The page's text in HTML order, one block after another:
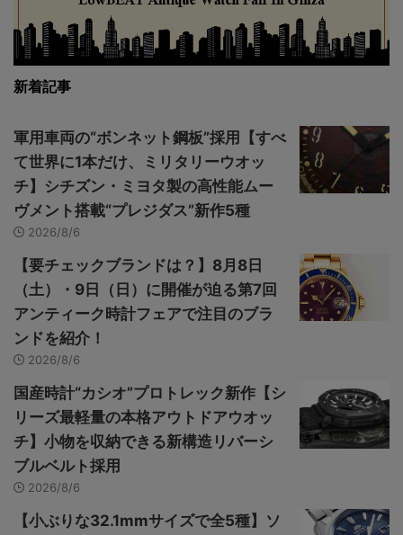
新着記事
軍用車両の“ボンネット鋼板”採用【すべ
て世界に1本だけ、ミリタリーウオッ
チ】シチズン・ミヨタ製の高性能ムー
ヴメント搭載“プレジダス”新作5種
2026/8/6
【要チェックブランドは？】8月8日
（土）・9日（日）に開催が迫る第7回
アンティーク時計フェアで注目のブラ
ンドを紹介！
2026/8/6
国産時計“カシオ”プロトレック新作【シ
リーズ最軽量の本格アウトドアウオッ
チ】小物を収納できる新構造リバーシ
ブルベルト採用
2026/8/6
【小ぶりな32.1mmサイズで全5種】ソ